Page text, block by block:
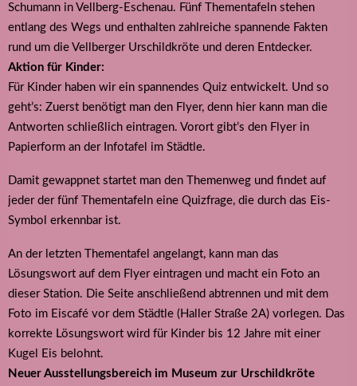
Schumann in Vellberg-Eschenau. Fünf Thementafeln stehen
entlang des Wegs und enthalten zahlreiche spannende Fakten
rund um die Vellberger Urschildkröte und deren Entdecker.
Aktion für Kinder:
Für Kinder haben wir ein spannendes Quiz entwickelt. Und so
geht’s: Zuerst benötigt man den Flyer, denn hier kann man die
Antworten schließlich eintragen. Vorort gibt’s den Flyer in
Papierform an der Infotafel im Städtle.
Damit gewappnet startet man den Themenweg und findet auf
jeder der fünf Thementafeln eine Quizfrage, die durch das Eis-
Symbol erkennbar ist.
An der letzten Thementafel angelangt, kann man das
Lösungswort auf dem Flyer eintragen und macht ein Foto an
dieser Station. Die Seite anschließend abtrennen und mit dem
Foto im Eiscafé vor dem Städtle (Haller Straße 2A) vorlegen. Das
korrekte Lösungswort wird für Kinder bis 12 Jahre mit einer
Kugel Eis belohnt.
Neuer Ausstellungsbereich im Museum zur Urschildkröte